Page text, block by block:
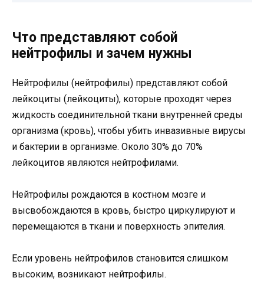
Что представляют собой
нейтрофилы и зачем нужны
Нейтрофилы (нейтрофилы) представляют собой
лейкоциты (лейкоциты), которые проходят через
жидкость соединительной ткани внутренней среды
организма (кровь), чтобы убить инвазивные вирусы
и бактерии в организме. Около 30% до 70%
лейкоцитов являются нейтрофилами.
Нейтрофилы рождаются в костном мозге и
высвобождаются в кровь, быстро циркулируют и
перемещаются в ткани и поверхность эпителия.
Если уровень нейтрофилов становится слишком
высоким, возникают нейтрофилы.